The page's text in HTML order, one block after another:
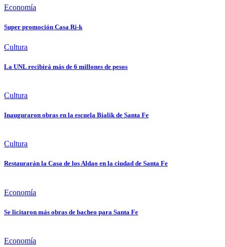
Economía
Super promoción Casa Ri-k
Cultura
La UNL recibirá más de 6 millones de pesos
Cultura
Inauguraron obras en la escuela Bialik de Santa Fe
Cultura
Restaurarán la Casa de los Aldao en la ciudad de Santa Fe
Economía
Se licitaron más obras de bacheo para Santa Fe
Economía